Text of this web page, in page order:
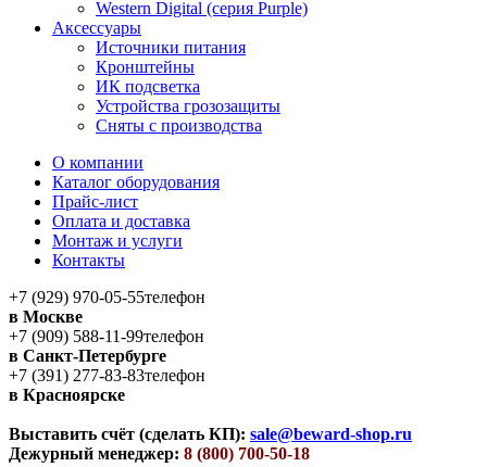
Western Digital (серия Purple)
Аксессуары
Источники питания
Кронштейны
ИК подсветка
Устройства грозозащиты
Сняты с производства
О компании
Каталог оборудования
Прайс-лист
Оплата и доставка
Монтаж и услуги
Контакты
+7 (929) 970-05-55телефон
в Москве
+7 (909) 588-11-99телефон
в Санкт-Петербурге
+7 (391) 277-83-83телефон
в Красноярске
Выставить счёт (сделать КП): sale@beward-shop.ru
Дежурный менеджер: 8 (800) 700-50-18